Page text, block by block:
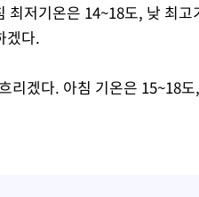
저기온은 14~18도, 낮 최고
겠다.
리겠다. 아침 기온은 15~18